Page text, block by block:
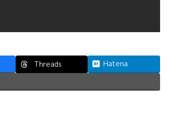
Threads Hatena